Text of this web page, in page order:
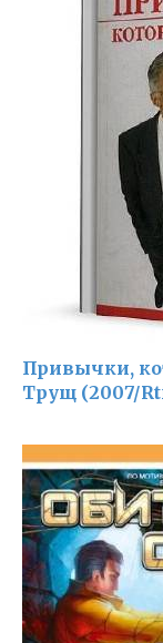
Привычки,
Трущ (2007/